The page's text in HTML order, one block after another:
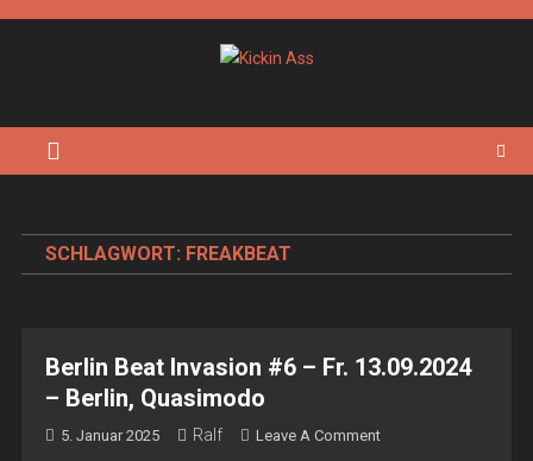
SCHLAGWORT: FREAKBEAT
Berlin Beat Invasion #6 – Fr. 13.09.2024
– Berlin, Quasimodo
5. Januar 2025 Ralf Leave A CommentOn